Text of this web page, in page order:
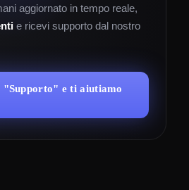
aggiornato in tempo reale,
e ricevi supporto dal nostro
e ti aiutiamo